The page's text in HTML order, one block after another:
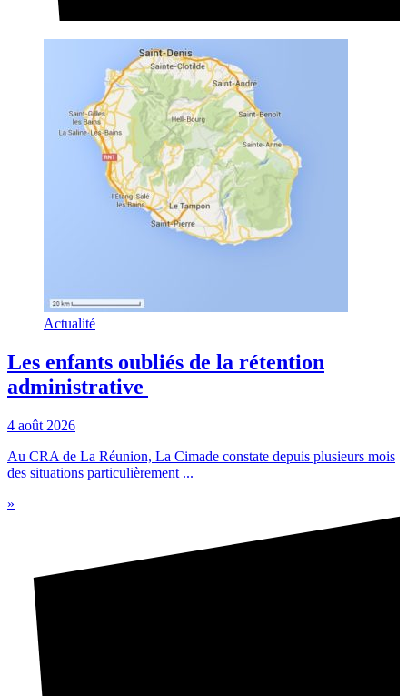
Actualité
Les enfants oubliés de la rétention
administrative
4 août 2026
Au CRA de La Réunion, La Cimade constate depuis plusieurs mois
des situations particulièrement ...
»